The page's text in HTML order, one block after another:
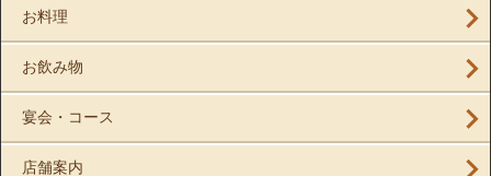
お料理
お飲み物
宴会・コース
店舗案内